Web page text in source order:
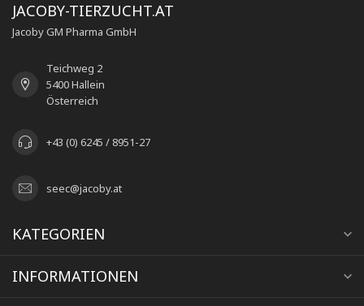
JACOBY-TIERZUCHT.AT
Jacoby GM Pharma GmbH
Teichweg 2
5400 Hallein
Österreich
+43 (0) 6245 / 8951-27
seec@jacoby.at
KATEGORIEN
INFORMATIONEN